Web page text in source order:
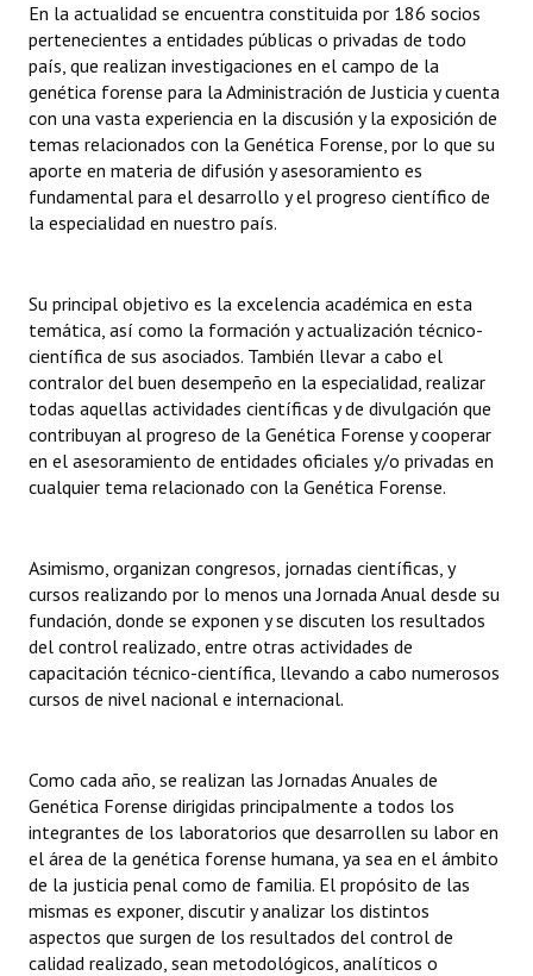
Reconocimientos - Registro
Bariloche, Municipio intercultural
Entrega de distinciones
REFORMA DE LA CARTA ORGÁNICA
En la actualidad se encuentra constituida por 186 socios
pertenecientes a entidades públicas o privadas de todo
país, que realizan investigaciones en el campo de la
genética forense para la Administración de Justicia y cuenta
con una vasta experiencia en la discusión y la exposición de
temas relacionados con la Genética Forense, por lo que su
aporte en materia de difusión y asesoramiento es
fundamental para el desarrollo y el progreso científico de
la especialidad en nuestro país.
Su principal objetivo es la excelencia académica en esta
temática, así como la formación y actualización técnico-
científica de sus asociados. También llevar a cabo el
contralor del buen desempeño en la especialidad, realizar
todas aquellas actividades científicas y de divulgación que
contribuyan al progreso de la Genética Forense y cooperar
en el asesoramiento de entidades oficiales y/o privadas en
cualquier tema relacionado con la Genética Forense.
Asimismo, organizan congresos, jornadas científicas, y
cursos realizando por lo menos una Jornada Anual desde su
fundación, donde se exponen y se discuten los resultados
del control realizado, entre otras actividades de
capacitación técnico-científica, llevando a cabo numerosos
cursos de nivel nacional e internacional.
Como cada año, se realizan las Jornadas Anuales de
Genética Forense dirigidas principalmente a todos los
integrantes de los laboratorios que desarrollen su labor en
el área de la genética forense humana, ya sea en el ámbito
de la justicia penal como de familia. El propósito de las
mismas es exponer, discutir y analizar los distintos
aspectos que surgen de los resultados del control de
calidad realizado, sean metodológicos, analíticos o